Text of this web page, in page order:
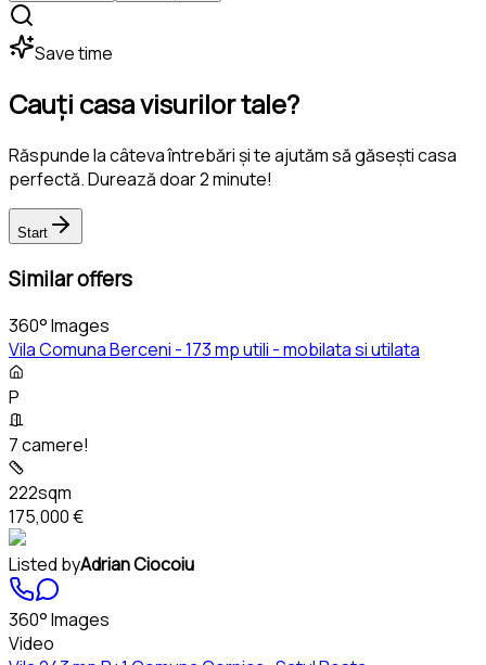
Save time
Cauți casa visurilor tale?
Răspunde la câteva întrebări și te ajutăm să găsești casa
perfectă. Durează doar 2 minute!
Start
Similar offers
360° Images
Vila Comuna Berceni - 173 mp utili - mobilata si utilata
P
7 camere!
222sqm
175,000 €
Listed byAdrian Ciocoiu
360° Images
Video